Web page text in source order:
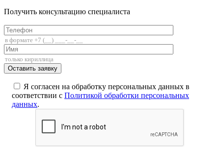
Получить консультацию специалиста
Я согласен на обработку персональных данных в
соответствии с Политикой обработки персональных
данных.